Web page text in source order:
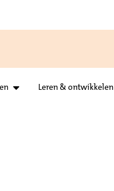
Leren & ontwikkelen